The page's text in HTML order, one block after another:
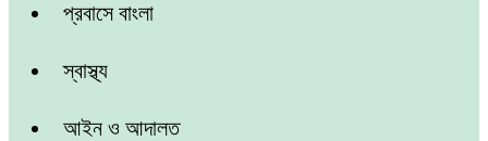
প্রবাসে বাংলা
স্বাস্থ্য
আইন ও আদালত